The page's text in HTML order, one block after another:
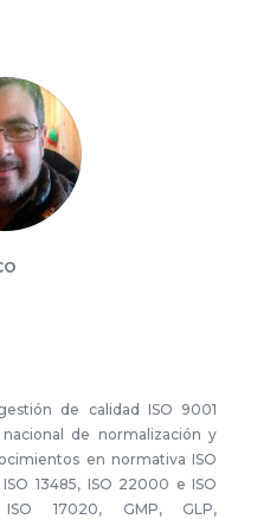
de calidad ISO 9001
de normalización y
en normativa ISO
ISO 13485, ISO 22000 e ISO
17020, GMP, GLP,